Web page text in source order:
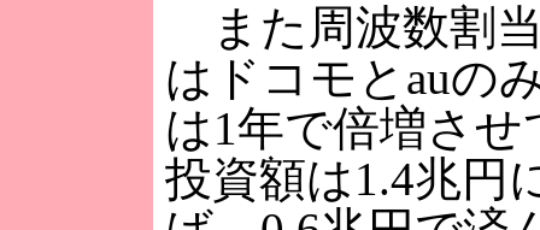
また周波数割
はドコモとauの
は1年で倍増させ
投資額は1.4兆円